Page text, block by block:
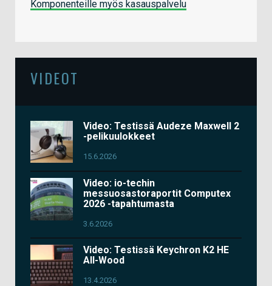
Komponenteille myös kasauspalvelu
VIDEOT
Video: Testissä Audeze Maxwell 2
-pelikuulokkeet
15.6.2026
Video: io-techin
messuosastoraportit Computex
2026 -tapahtumasta
3.6.2026
Video: Testissä Keychron K2 HE
All-Wood
13.4.2026